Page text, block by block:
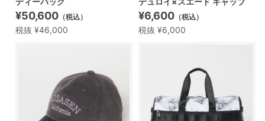
¥50,600 （税込）
税抜 ¥46,000
¥6,600 （税込）
税抜 ¥6,000